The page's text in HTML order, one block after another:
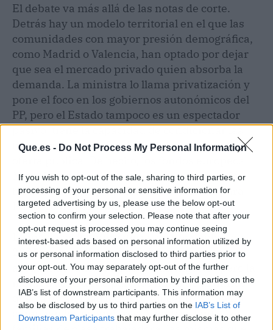
Que.es - Do Not Process My Personal Information
If you wish to opt-out of the sale, sharing to third parties, or
processing of your personal or sensitive information for
targeted advertising by us, please use the below opt-out
section to confirm your selection. Please note that after your
opt-out request is processed you may continue seeing
interest-based ads based on personal information utilized by
us or personal information disclosed to third parties prior to
your opt-out. You may separately opt-out of the further
disclosure of your personal information by third parties on the
IAB’s list of downstream participants. This information may
also be disclosed by us to third parties on the IAB’s List of
Downstream Participants that may further disclose it to other
El debate va más allá de las notas de corte.
Detrás hay un modelo territorial en el que las
comunidades con mayor presión demográfica,
como Madrid o Valencia, han optado por dejar
que sea el mercado privado quien absorba la
demanda. La ministra lo llama privatización y
pone el foco en los gobiernos autonómicos del
PP, pero el Estado tampoco es un espectador
pasivo: tiene la capacidad de condicionar las
transferencias de fondos a que se amplíe la
Next Generation han supuesto una inyección
histórica que, según Morant, ha servido para
I+D pero no para ampliar aulas.
La nueva orden ministerial de noviembre de
2025 endureció los requisitos para que no
abran más "universidades-chiringuito", pero la
medida llega tarde para los miles de alumnos
que ya están matriculados en centros que no
cumplían los estándares. Mientras tanto, las